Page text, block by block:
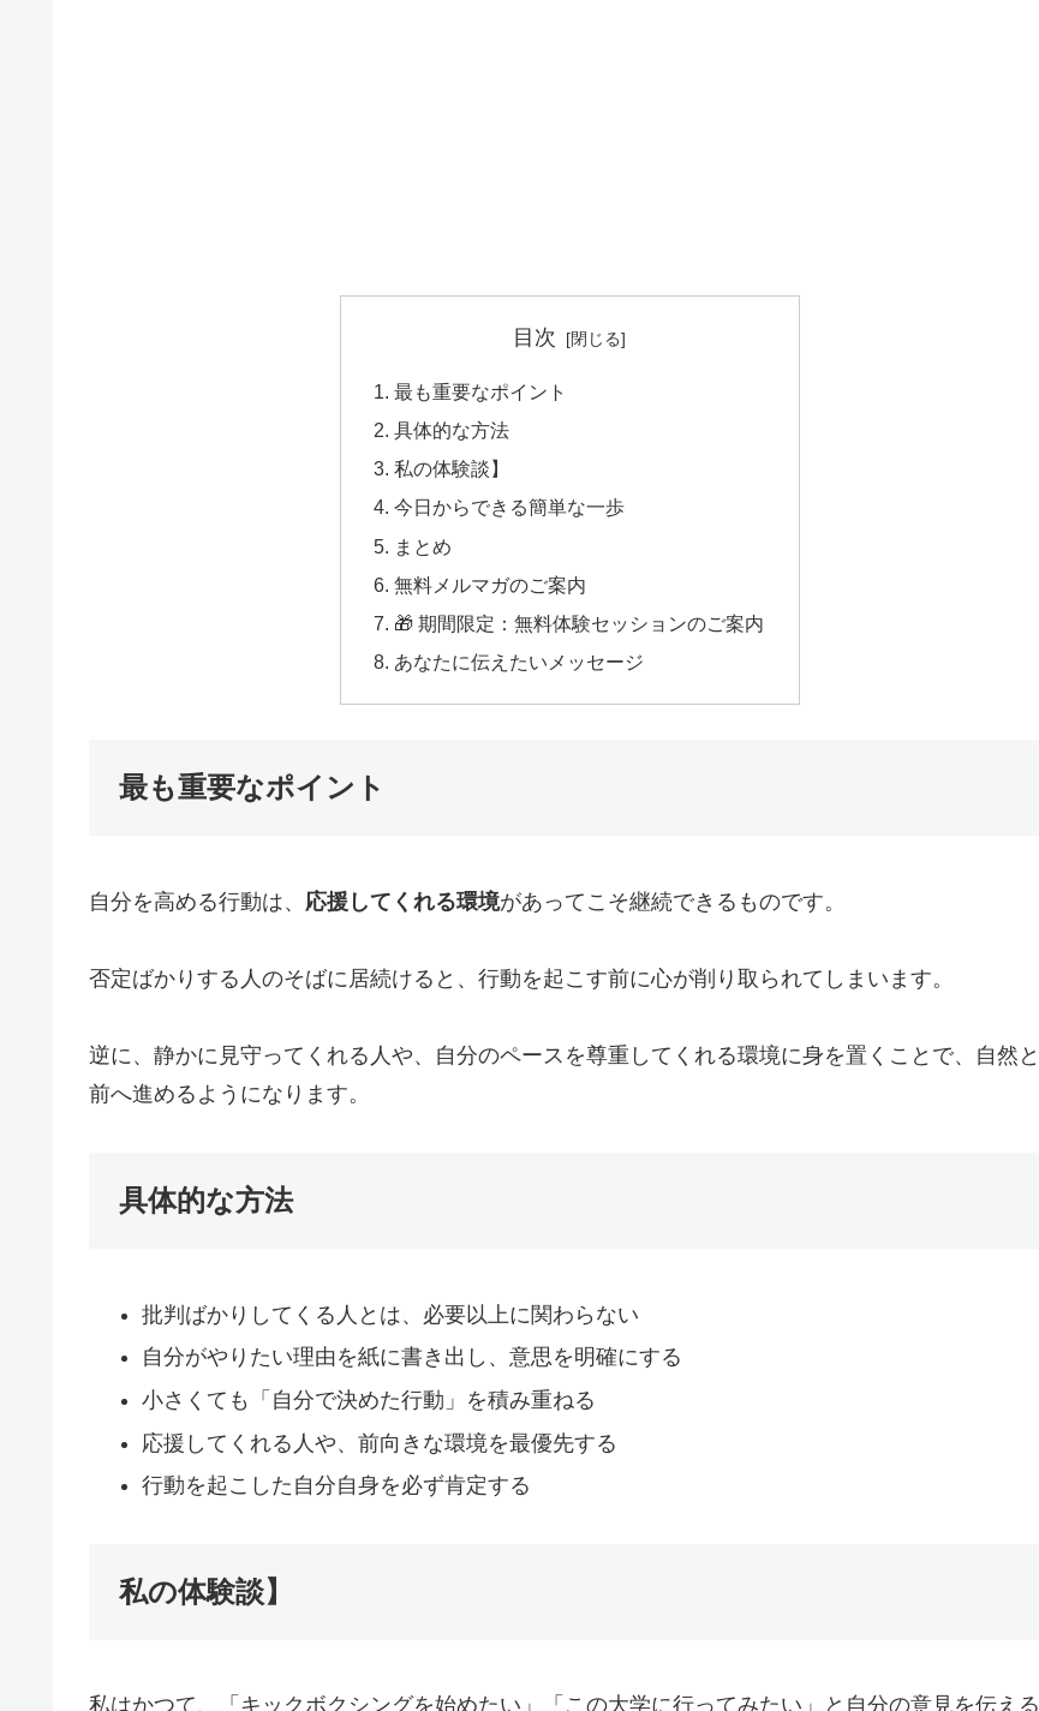
目次
最も重要なポイント
具体的な方法
私の体験談】
今日からできる簡単な一歩
まとめ
無料メルマガのご案内
🎁 期間限定：無料体験セッションのご案内
あなたに伝えたいメッセージ
最も重要なポイント
自分を高める行動は、 応援してくれる環境があってこそ継続できるものです。
否定ばかりする人のそばに居続けると、行動を起こす前に心が削り取られてしまいます。
逆に、静かに見守ってくれる人や、自分のペースを尊重してくれる環境に身を置くことで、自然と
前へ進めるようになります。
具体的な方法
批判ばかりしてくる人とは、必要以上に関わらない
自分がやりたい理由を紙に書き出し、意思を明確にする
小さくても「自分で決めた行動」を積み重ねる
応援してくれる人や、前向きな環境を最優先する
行動を起こした自分自身を必ず肯定する
私の体験談】
私はかつて、「キックボクシングを始めたい」「この大学に行ってみたい」と自分の意見を伝える